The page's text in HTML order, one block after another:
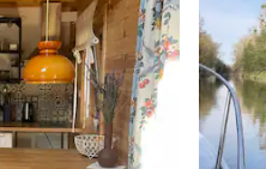
uit 5, 3 recensies